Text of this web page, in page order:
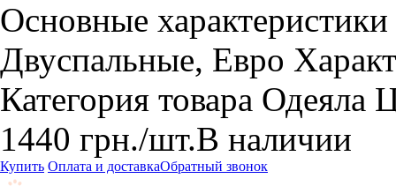
Основные
Двуспальные, Евро
Категория товара Одеяла
1440 грн./шт.В наличии
Купить Оплата и доставкаОбратный звонок